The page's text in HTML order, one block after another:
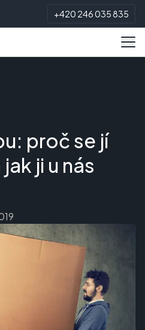
+420 246 035 835
proč se jí
ji u nás